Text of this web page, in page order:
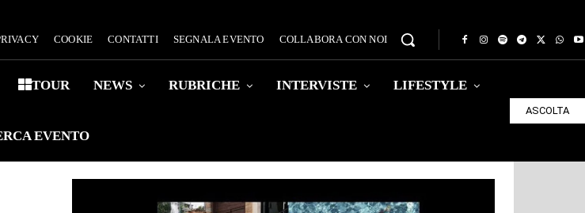
COOKIE CONTATTI SEGNALA EVENTO COLLABORA CON NOI
TOUR NEWS RUBRICHE INTERVISTE LIFESTYLE
EVENTO
ASCOLTA